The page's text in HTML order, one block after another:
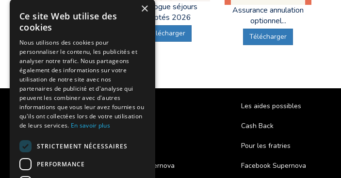
Catalogue séjours
adaptés 2026
Télécharger
Assurance annulation
optionnel...
Télécharger
Notre histoire
Nos engagements
Charte qualité
Projet des séjours adaptés Supernova
Les aides possibles
Cash Back
Pour les fratries
Facebook Supernova
×
Ce site Web utilise des
cookies
Nous utilisons des cookies pour
personnaliser le contenu, les publicités et
analyser notre trafic. Nous partageons
également des informations sur votre
utilisation de notre site avec nos
partenaires de publicité et d'analyse qui
peuvent les combiner avec d'autres
informations que vous leur avez fournies ou
qu'ils ont collectées lors de votre utilisation
de leurs services. En savoir plus
STRICTEMENT NÉCESSAIRES
PERFORMANCE